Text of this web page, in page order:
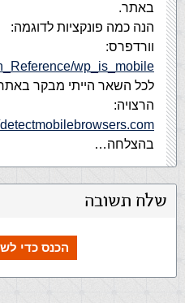
באתר.
הנה כמה פונקציות לדוגמה:
וורדפרס:
wp_is_mobile
לכל השאר הייתי מבקר
הרצויה:
בהצלחה…
שלח תשובה
הכנס כדי